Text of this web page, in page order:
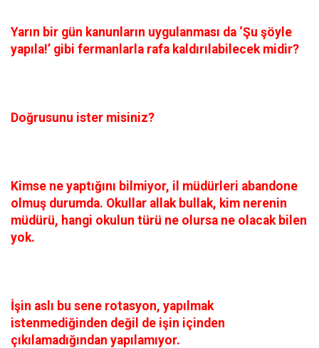
Yarın bir gün kanunların uygulanması da ‘Şu şöyle
yapıla!’ gibi fermanlarla rafa kaldırılabilecek midir?
Doğrusunu ister misiniz?
Kimse ne yaptığını bilmiyor, il müdürleri abandone
olmuş durumda. Okullar allak bullak, kim nerenin
müdürü, hangi okulun türü ne olursa ne olacak bilen
yok.
İşin aslı bu sene rotasyon, yapılmak
istenmediğinden değil de işin içinden
çıkılamadığından yapılamıyor.